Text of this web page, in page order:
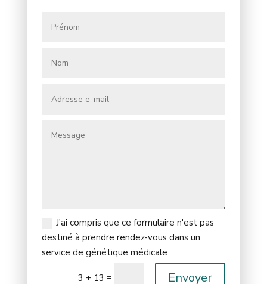
J'ai compris que ce formulaire n'est pas
destiné à prendre rendez-vous dans un
service de génétique médicale
3 + 13 = Envoyer